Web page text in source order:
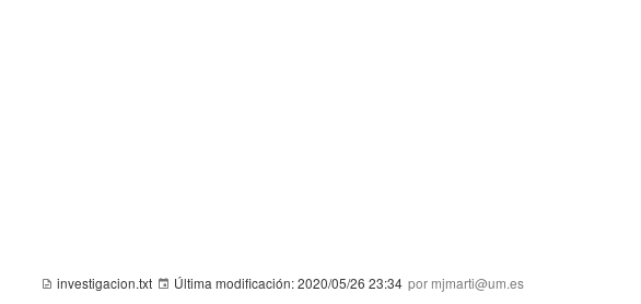
investigacion.txt Última modificación:2020/05/26 23:34 por mjmarti@um.es